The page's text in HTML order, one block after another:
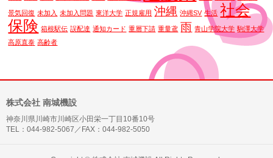
景気回復 未加入 未加入問題 東洋大学 正規雇用 沖縄 沖縄SV 生活 社会
保険 箱根駅伝 誤配達 通知カード 重層下請 重量鳶 雨 青山学院大学 駒澤大学
高原直泰 高齢者
株式会社 南城機設
神奈川県川崎市川崎区小田栄一丁目10番10号
TEL：044-982-5067／FAX：044-982-5050